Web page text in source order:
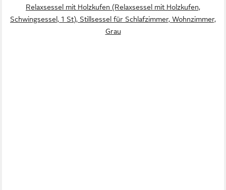
Relaxsessel mit Holzkufen (Relaxsessel mit Holzkufen,
Schwingsessel, 1 St), Stillsessel für Schlafzimmer, Wohnzimmer,
Grau